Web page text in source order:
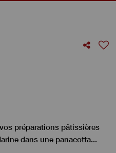
préparations pâtissières
dans une panacotta...